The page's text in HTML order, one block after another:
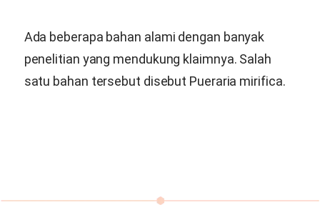
Ada beberapa bahan alami dengan banyak
penelitian yang mendukung klaimnya. Salah
satu bahan tersebut disebut Pueraria mirifica.